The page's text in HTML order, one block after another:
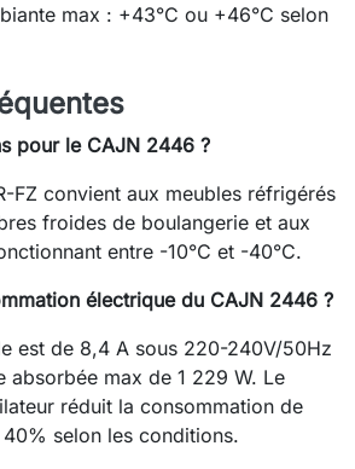
max : +43°C ou +46°C selon
pour le CAJN 2446 ?
FZ convient aux meubles réfrigérés
froides de boulangerie et aux
entre -10°C et -40°C.
électrique du CAJN 2446 ?
est de 8,4 A sous 220-240V/50Hz
absorbée max de 1 229 W. Le
réduit la consommation de
selon les conditions.